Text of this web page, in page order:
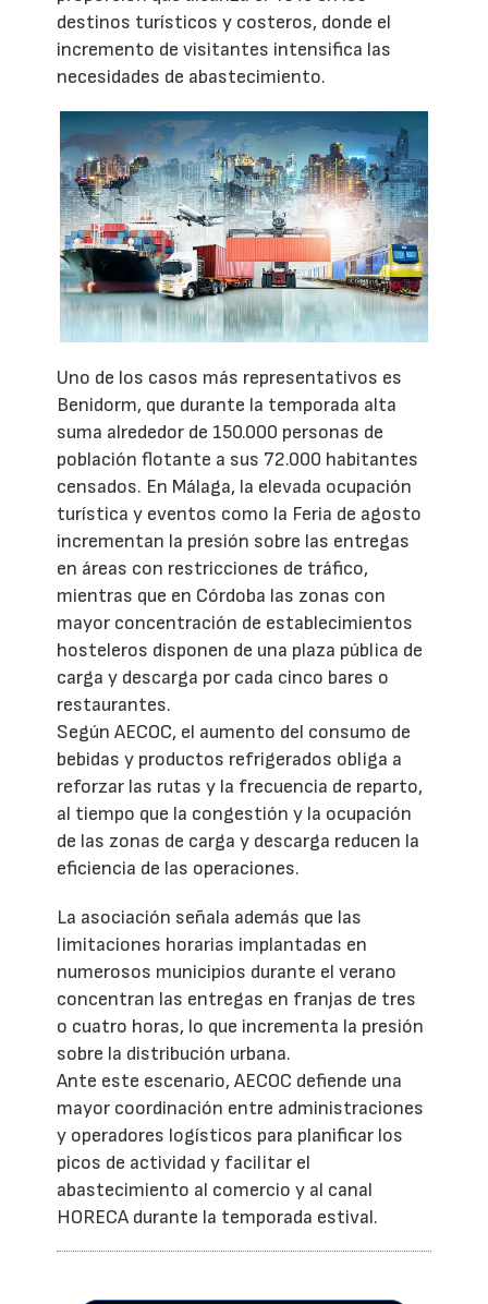
destinos turísticos y costeros, donde el
incremento de visitantes intensifica las
necesidades de abastecimiento.
Uno de los casos más representativos es
Benidorm, que durante la temporada alta
suma alrededor de 150.000 personas de
población flotante a sus 72.000 habitantes
censados. En Málaga, la elevada ocupación
turística y eventos como la Feria de agosto
incrementan la presión sobre las entregas
en áreas con restricciones de tráfico,
mientras que en Córdoba las zonas con
mayor concentración de establecimientos
hosteleros disponen de una plaza pública de
carga y descarga por cada cinco bares o
restaurantes.
Según AECOC, el aumento del consumo de
bebidas y productos refrigerados obliga a
reforzar las rutas y la frecuencia de reparto,
al tiempo que la congestión y la ocupación
de las zonas de carga y descarga reducen la
eficiencia de las operaciones.
La asociación señala además que las
limitaciones horarias implantadas en
numerosos municipios durante el verano
concentran las entregas en franjas de tres
o cuatro horas, lo que incrementa la presión
sobre la distribución urbana.
Ante este escenario, AECOC defiende una
mayor coordinación entre administraciones
y operadores logísticos para planificar los
picos de actividad y facilitar el
abastecimiento al comercio y al canal
HORECA durante la temporada estival.